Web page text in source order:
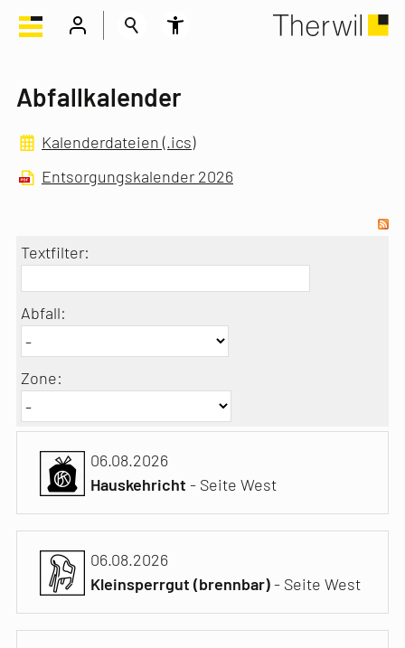
Abfallkalender
Kalenderdateien (.ics)
Entsorgungskalender 2026
Textfilter:
Abfall:
Zone:
06.08.2026
Hauskehricht- Seite West
06.08.2026
Kleinsperrgut (brennbar)- Seite West